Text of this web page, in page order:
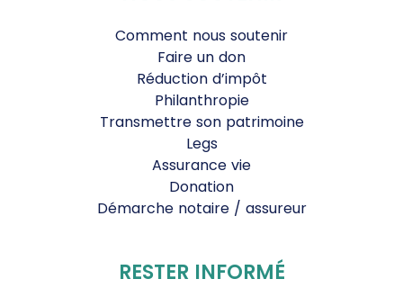
Comment nous soutenir
Faire un don
Réduction d’impôt
Philanthropie
Transmettre son patrimoine
Legs
Assurance vie
Donation
Démarche notaire / assureur
RESTER INFORMÉ